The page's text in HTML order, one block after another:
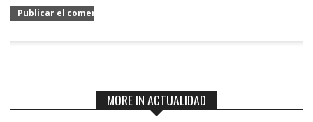
MORE IN ACTUALIDAD